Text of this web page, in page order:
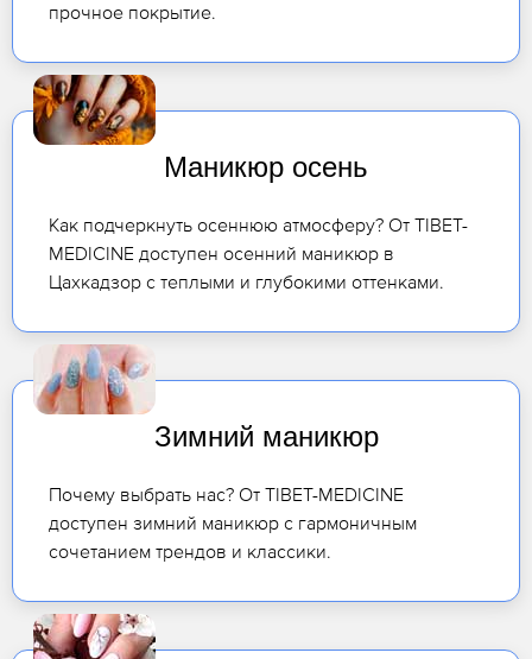
прочное покрытие.
Маникюр осень
Как подчеркнуть осеннюю атмосферу? От TIBET-
MEDICINE доступен осенний маникюр в
Цахкадзор с теплыми и глубокими оттенками.
Зимний маникюр
Почему выбрать нас? От TIBET-MEDICINE
доступен зимний маникюр с гармоничным
сочетанием трендов и классики.